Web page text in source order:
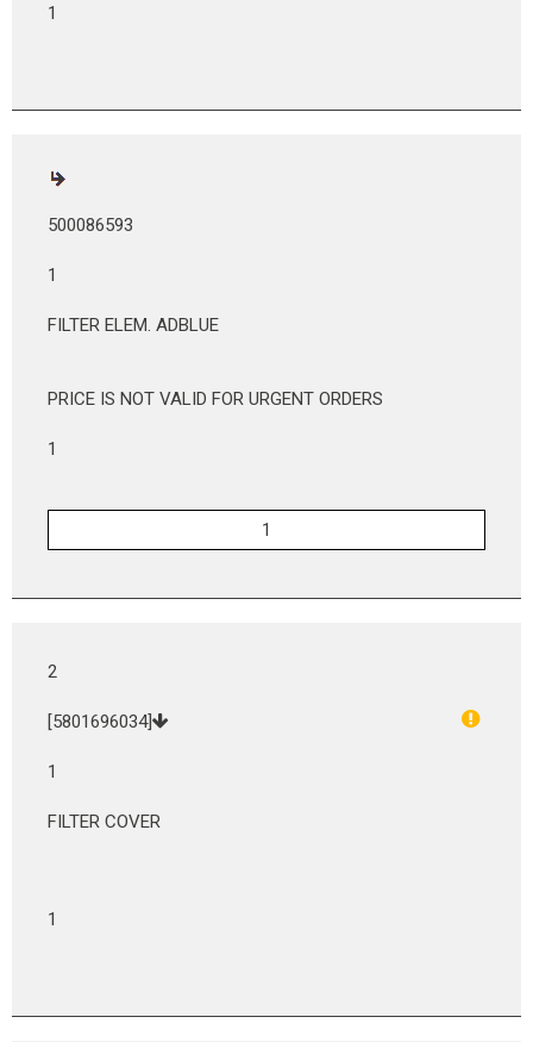
1
500086593
1
FILTER ELEM. ADBLUE
PRICE IS NOT VALID FOR URGENT ORDERS
1
2
[5801696034]
1
FILTER COVER
1